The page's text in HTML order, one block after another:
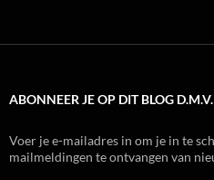
ABONNEER JE OP DIT BLOG
Voer je e-mailadres in om je in te
mailmeldingen te ontvangen van